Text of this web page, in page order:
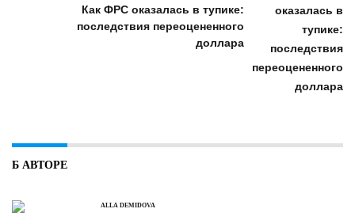
Как ФРС оказалась в тупике:
последствия переоцененного
доллара
Б АВТОРЕ
ALLA DEMIDOVA